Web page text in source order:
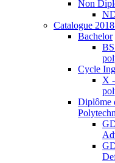
Non
Catalogue
Bachelor
Cycle
X
Diplôme